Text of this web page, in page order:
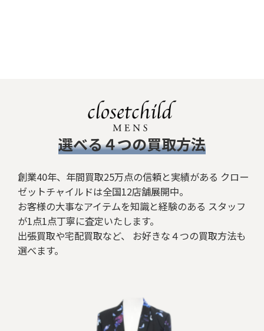
​選べる４つの買取方法
創業40年、年間買取25万点の信頼と実績がある クロー
ゼットチャイルドは全国12店舗展開中。
お客様の大事なアイテムを知識と経験のある スタッフ
が1点1点丁寧に査定いたします。
出張買取や宅配買取など、 お好きな４つの買取方法も
選べます。